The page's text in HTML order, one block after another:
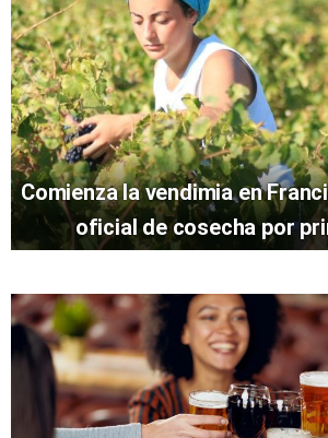
Comienza la vendimia en
oficial de cosecha por